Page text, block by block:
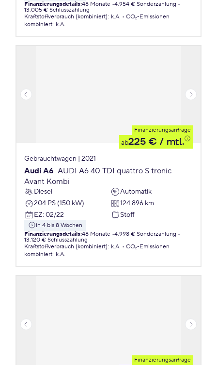
Finanzierungsdetails:48 Monate 4.954 € Sonderzahlung
13.005 € Schlusszahlung
Kraftstoffverbrauch (kombiniert): k.A.
CO₂-Emissionen
kombiniert: k.A.
Finanzierungsanfrage
ab225 € / mtl.
Gebrauchtwagen | 2021
Audi A6 AUDI A6 40 TDI quattro S tronic
Avant Kombi
Diesel
Automatik
204 PS (150 kW)
124.896 km
EZ: 02/22 Stoff
in 4 bis 8 Wochen
Finanzierungsdetails:48 Monate 4.998 € Sonderzahlung
13.120 € Schlusszahlung
Kraftstoffverbrauch (kombiniert): k.A.
CO₂-Emissionen
kombiniert: k.A.
Finanzierungsanfrage